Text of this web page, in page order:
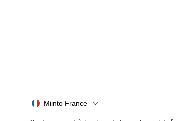
Miinto France